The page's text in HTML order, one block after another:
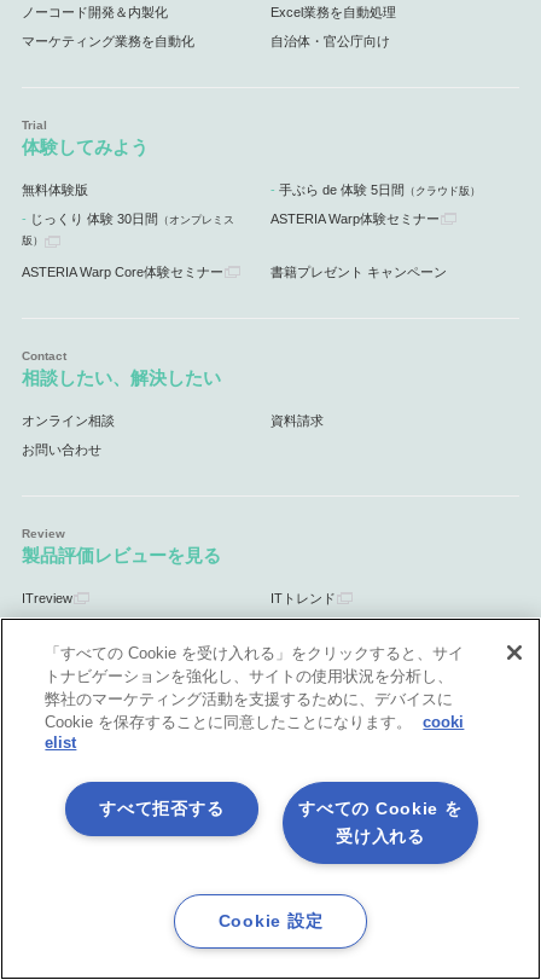
ノーコード開発＆内製化 Excel業務を自動処理
マーケティング業務を自動化 自治体・官公庁向け
体験してみよう
無料体験版 手ぶら de 体験 5日間 （クラウド版）
じっくり 体験 30日間 （オンプレミス
版）
ASTERIA Warp体験セミナー
ASTERIA Warp Core体験セミナー 書籍プレゼント キャンペーン
相談したい、解決したい
オンライン相談 資料請求
お問い合わせ
製品評価レビューを見る
ITreview ITトレンド
パートナー
パートナー制度へのお問合せ
「すべての Cookie を受け入れる」をクリックすると、サイ
トナビゲーションを強化し、サイトの使用状況を分析し、
弊社のマーケティング活動を支援するために、デバイスに
Cookie を保存することに同意したことになります。
cooki
elist
すべての Cookie を
受け入れる
すべて拒否する
Cookie 設定